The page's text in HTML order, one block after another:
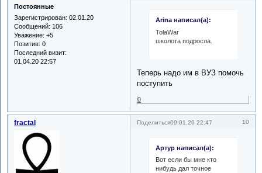
Постоянные
Зарегистрирован: 02.01.20
Сообщений: 106
Уважение: +5
Позитив: 0
Последний визит:
01.04.20 22:57
Arina написал(а):
TolaWar
школота подросла.
Теперь надо им в ВУЗ помочь
поступить
0
Поделиться 10
09.01.20 22:47
fractal
Артур написал(а):
Вот если бы мне кто
нибудь дал точное